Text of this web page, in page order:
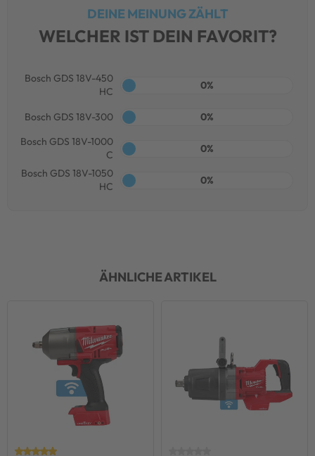
DEINE MEINUNG ZÄHLT
WELCHER IST DEIN FAVORIT?
Bosch GDS 18V-450
HC
0%
Bosch GDS 18V-300
0%
Bosch GDS 18V-1000
C
0%
Bosch GDS 18V-1050
HC
0%
ÄHNLICHE ARTIKEL